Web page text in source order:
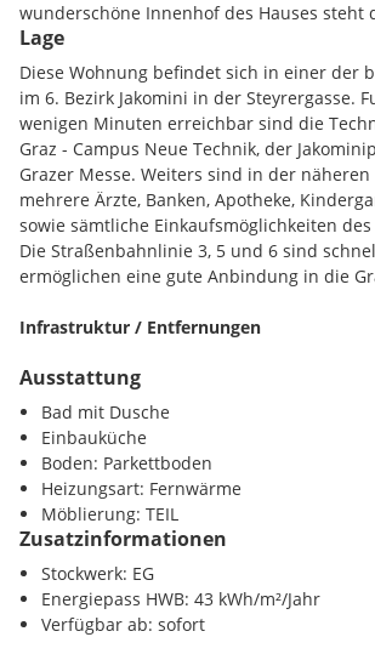
wunderschöne Innenhof des Hauses steht
zur allgemeinen Mitbenützung zur
Betriebskosten betragen aktuell EUR
Rücklage, Lift und Heizkosten. Die
komfortabel mittels Gasheizung beheizt.
Liegenschaft gibt es ausreichend
Blauen Zone
Lage
Diese Wohnung befindet sich in einer der
im 6. Bezirk Jakomini in der Steyrergasse.
wenigen Minuten erreichbar sind die
Graz - Campus Neue Technik, der
Grazer Messe. Weiters sind in der
mehrere Ärzte, Banken, Apotheke,
sowie sämtliche Einkaufsmöglichkeiten
Die Straßenbahnlinie 3, 5 und 6 sind
ermöglichen eine gute Anbindung in die
Infrastruktur / Entfernungen
Gesundheit
Arzt <250m
Apotheke <500m
Klinik <1000m
Krankenhaus <1750m
Kinder / Schulen
Kindergarten <250m
Universität <250m
Höhere Schule <500m
Ausstattung
Bad mit Dusche
Einbauküche
Boden: Parkettboden
Heizungsart: Fernwärme
Möblierung: TEIL
Zusatzinformationen
Stockwerk: EG
Energiepass HWB: 43 kWh/m²/Jahr
Verfügbar ab: sofort